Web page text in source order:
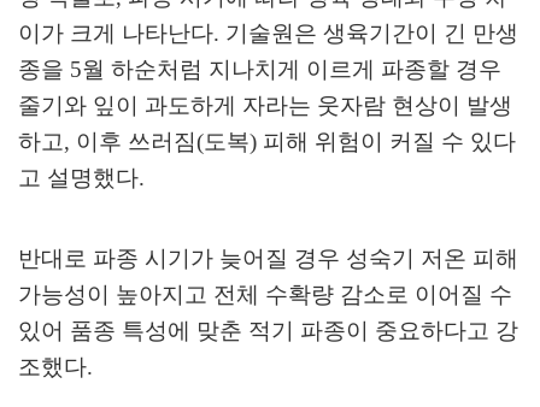
이가 크게 나타난다. 기술원은 생육기간이 긴 만생
종을 5월 하순처럼 지나치게 이르게 파종할 경우
줄기와 잎이 과도하게 자라는 웃자람 현상이 발생
하고, 이후 쓰러짐(도복) 피해 위험이 커질 수 있다
고 설명했다.
반대로 파종 시기가 늦어질 경우 성숙기 저온 피해
가능성이 높아지고 전체 수확량 감소로 이어질 수
있어 품종 특성에 맞춘 적기 파종이 중요하다고 강
조했다.